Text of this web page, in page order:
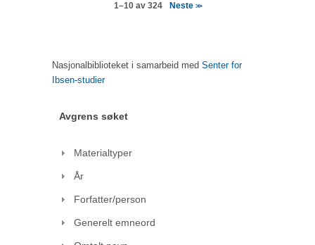
1–10 av 324 Neste >>
Nasjonalbiblioteket i samarbeid med Senter for
Ibsen-studier
Avgrens søket
Materialtyper
År
Forfatter/person
Generelt emneord